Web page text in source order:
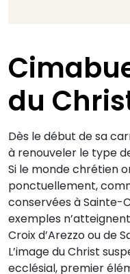
du
Dès le début de sa
à renouveler le type
Si le monde chrétien
ponctuellement,
conservées à Sainte-
exemples
Croix d’Arezzo ou de
L’image du Christ
ecclésial, premier